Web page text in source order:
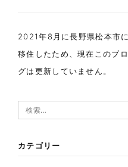
2021年8月に長野県松本市に
移住したため、現在このブロ
グは更新していません。
検索：
カテゴリー